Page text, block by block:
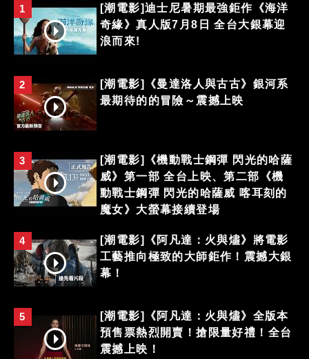
1
[潮電影]迪士尼暑期最強鉅作《海洋
奇緣》真人版7月8日 全台大銀幕迎
浪而來!
2
[潮電影]《曼達洛人與古古》銀河系
最期待的的冒險～震撼上映
3
[潮電影]《機動戰士鋼彈 閃光的哈薩
威》第一部 全台上映、第二部《機
動戰士鋼彈 閃光的哈薩威 喀耳刻的
魔女》大螢幕接續登場
4
[潮電影]《阿凡達：火與燼》將電影
工藝推向極致的大師鉅作！震撼大銀
幕！
5
[潮電影]《阿凡達：火與燼》全版本
預售票熱烈開賣！搶限量好禮！全台
震撼上映！